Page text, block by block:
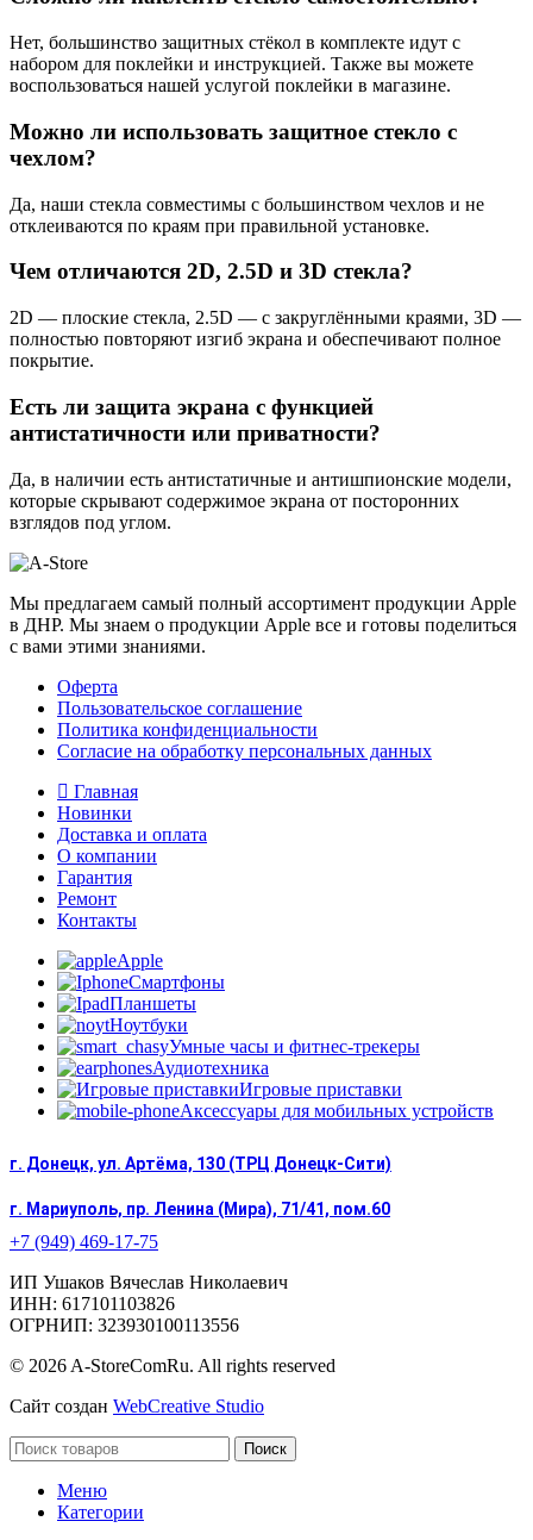
Нет, большинство защитных стёкол в комплекте идут с
набором для поклейки и инструкцией. Также вы можете
воспользоваться нашей услугой поклейки в магазине.
Можно ли использовать защитное стекло с
чехлом?
Да, наши стекла совместимы с большинством чехлов и не
отклеиваются по краям при правильной установке.
Чем отличаются 2D, 2.5D и 3D стекла?
2D — плоские стекла, 2.5D — с закруглёнными краями, 3D —
полностью повторяют изгиб экрана и обеспечивают полное
покрытие.
Есть ли защита экрана с функцией
антистатичности или приватности?
Да, в наличии есть антистатичные и антишпионские модели,
которые скрывают содержимое экрана от посторонних
взглядов под углом.
Мы предлагаем самый полный ассортимент продукции Apple
в ДНР. Мы знаем о продукции Apple все и готовы поделиться
с вами этими знаниями.
Оферта
Пользовательское соглашение
Политика конфиденциальности
Согласие на обработку персональных данных
Главная
Новинки
Доставка и оплата
О компании
Гарантия
Ремонт
Контакты
Apple
Смартфоны
Планшеты
Ноутбуки
Умные часы и фитнес-трекеры
Аудиотехника
Игровые приставки
Аксессуары для мобильных устройств
г. Донецк, ул. Артёма, 130 (ТРЦ Донецк-Сити)
г. Мариуполь, пр. Ленина (Мира), 71/41, пом.60
+7 (949) 469-17-75
ИП Ушаков Вячеслав Николаевич
ИНН: 617101103826
ОГРНИП: 323930100113556
© 2026 A-StoreComRu. All rights reserved
Сайт создан WebCreative Studio
Поиск
Меню
Категории